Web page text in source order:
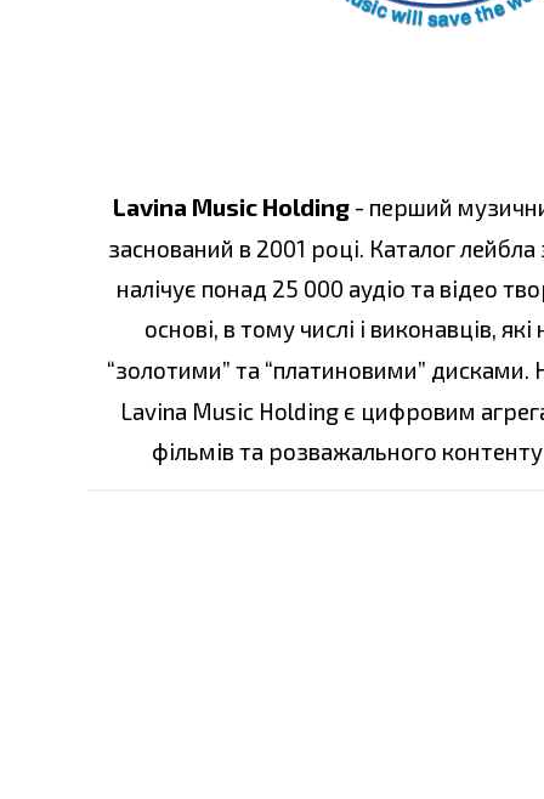
Lavina Music Holding - перший
заснований в 2001 році. Каталог лейбла
налічує понад 25 000 аудіо та відео
основі, в тому числі і виконавців,
“золотими” та “платиновими” дисками.
Lavina Music Holding є цифровим
фільмів та розважального